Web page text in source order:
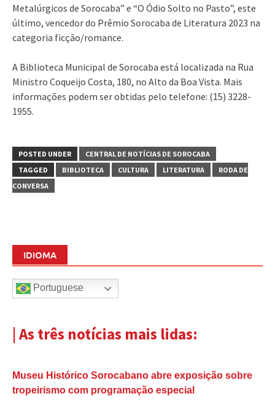
Metalúrgicos de Sorocaba” e “O Ódio Solto no Pasto”, este
último, vencedor do Prêmio Sorocaba de Literatura 2023 na
categoria ficção/romance.
A Biblioteca Municipal de Sorocaba está localizada na Rua
Ministro Coqueijo Costa, 180, no Alto da Boa Vista. Mais
informações podem ser obtidas pelo telefone: (15) 3228-
1955.
POSTED UNDER
CENTRAL DE NOTÍCIAS DE SOROCABA
TAGGED
BIBLIOTECA CULTURA LITERATURA
RODA DE
CONVERSA
IDIOMA
Portuguese
| As três notícias mais lidas:
Museu Histórico Sorocabano abre exposição sobre
tropeirismo com programação especial